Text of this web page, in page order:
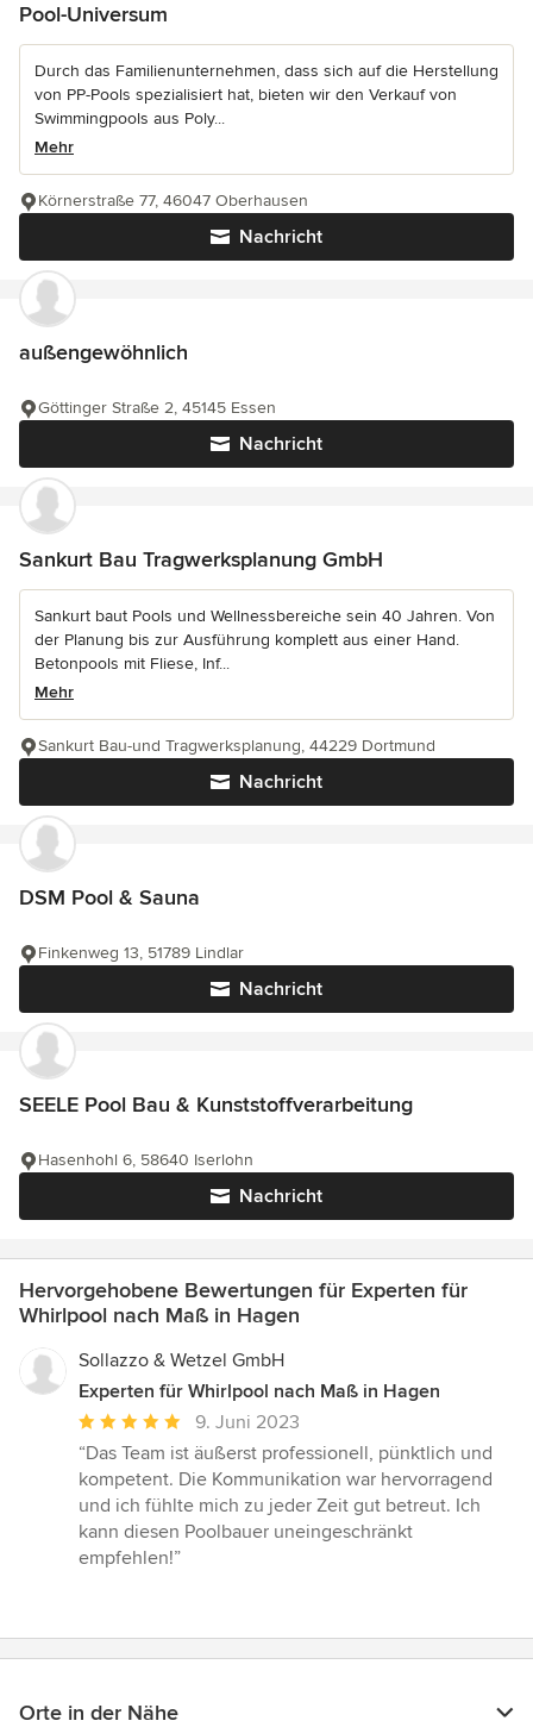
Pool-Universum
Durch das Familienunternehmen, dass sich auf die Herstellung
von PP-Pools spezialisiert hat, bieten wir den Verkauf von
Swimmingpools aus Poly...
Mehr
Nachricht
Körnerstraße 77, 46047 Oberhausen
außengewöhnlich
Nachricht
Göttinger Straße 2, 45145 Essen
Sankurt Bau Tragwerksplanung GmbH
Sankurt baut Pools und Wellnessbereiche sein 40 Jahren. Von
der Planung bis zur Ausführung komplett aus einer Hand.
Betonpools mit Fliese, Inf...
Mehr
Nachricht
Sankurt Bau-und Tragwerksplanung, 44229 Dortmund
DSM Pool & Sauna
Nachricht
Finkenweg 13, 51789 Lindlar
SEELE Pool Bau & Kunststoffverarbeitung
Nachricht
Hasenhohl 6, 58640 Iserlohn
Hervorgehobene Bewertungen für Experten für
Whirlpool nach Maß in Hagen
Sollazzo & Wetzel GmbH
Experten für Whirlpool nach Maß in Hagen
Durchschnittliche
Bewertung:
5
von
5
Sternen
9. Juni 2023
“Das Team ist äußerst professionell, pünktlich und
kompetent. Die Kommunikation war hervorragend
und ich fühlte mich zu jeder Zeit gut betreut. Ich
kann diesen Poolbauer uneingeschränkt
empfehlen!”
Orte in der Nähe